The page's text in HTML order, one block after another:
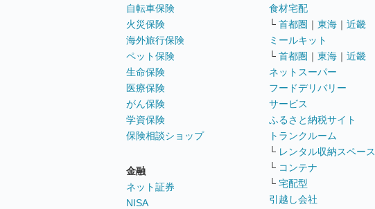
自転車保険
火災保険
海外旅行保険
ペット保険
生命保険
医療保険
がん保険
学資保険
保険相談ショップ
金融
ネット証券
NISA
食材宅配
└ 首都圏 ｜ 東海 ｜ 近畿
ミールキット
└ 首都圏 ｜ 東海 ｜ 近畿
ネットスーパー
フードデリバリー
サービス
ふるさと納税サイト
トランクルーム
└ レンタル収納スペース
└ コンテナ
└ 宅配型
引越し会社